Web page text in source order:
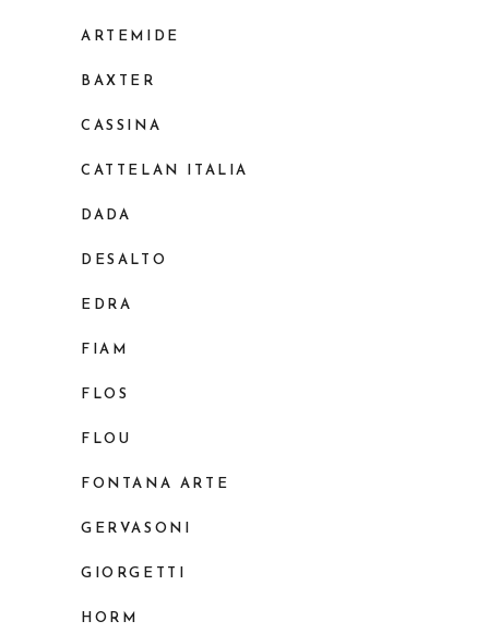
ARTEMIDE
BAXTER
CASSINA
CATTELAN ITALIA
DADA
DESALTO
EDRA
FIAM
FLOS
FLOU
FONTANA ARTE
GERVASONI
GIORGETTI
HORM